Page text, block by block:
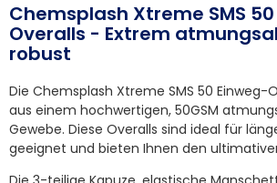
Chemsplash Xtreme SMS
Overalls - Extrem
robust
Die Chemsplash Xtreme SMS 50 Einweg-
aus einem hochwertigen, 50GSM
Gewebe. Diese Overalls sind ideal für
geeignet und bieten Ihnen den